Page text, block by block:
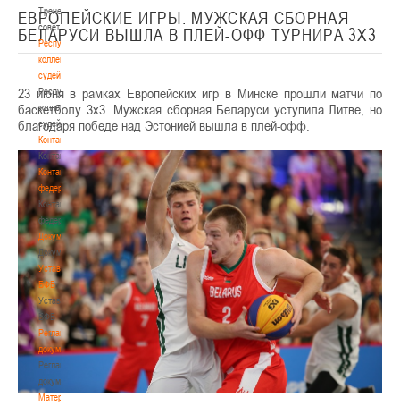
Тренерский
совет
Республиканская
коллегия
судей
Республиканская
коллегия
судей
Контакты
Контакты
Контакты
федерации
Контакты
федерации
Документы
Документы
Устав
БФБ
Устав
БФБ
Регламентирующие
документы
Регламентирующие
документы
Материалы
ЕВРОПЕЙСКИЕ ИГРЫ. МУЖСКАЯ СБОРНАЯ
БЕЛАРУСИ ВЫШЛА В ПЛЕЙ-ОФФ ТУРНИРА 3Х3
23 июня в рамках Европейских игр в Минске прошли матчи по
баскетболу 3х3. Мужская сборная Беларуси уступила Литве, но
благодаря победе над Эстонией вышла в плей-офф.